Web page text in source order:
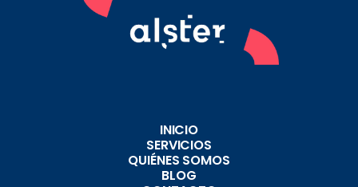
INICIO
SERVICIOS
QUIÉNES SOMOS
BLOG